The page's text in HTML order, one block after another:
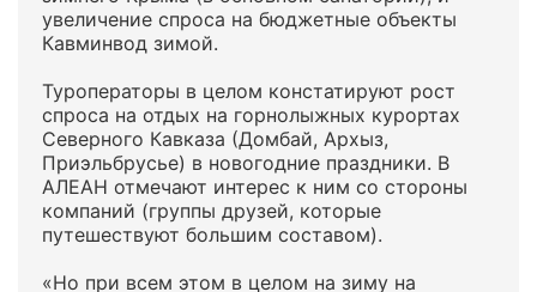
увеличение спроса на бюджетные объекты
Кавминвод зимой.
Туроператоры в целом констатируют рост
спроса на отдых на горнолыжных курортах
Северного Кавказа (Домбай, Архыз,
Приэльбрусье) в новогодние праздники. В
АЛЕАН отмечают интерес к ним со стороны
компаний (группы друзей, которые
путешествуют большим составом).
«Но при всем этом в целом на зиму на